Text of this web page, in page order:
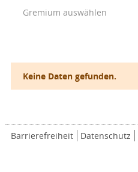
Gremium auswählen
Keine Daten gefunden.
Barrierefreiheit Datenschutz